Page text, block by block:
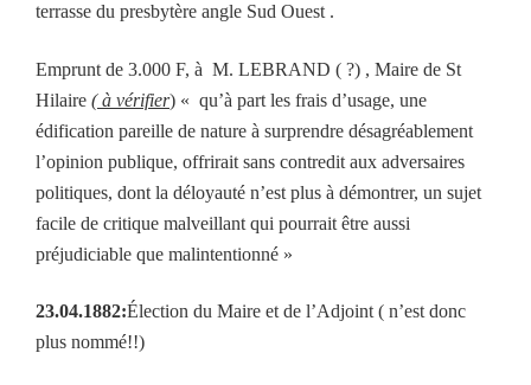
terrasse du presbytère angle Sud Ouest .
Emprunt de 3.000 F, à M. LEBRAND ( ?) , Maire de St
Hilaire ( à vérifier) « qu’à part les frais d’usage, une
édification pareille de nature à surprendre désagréablement
l’opinion publique, offrirait sans contredit aux adversaires
politiques, dont la déloyauté n’est plus à démontrer, un sujet
facile de critique malveillant qui pourrait être aussi
préjudiciable que malintentionné »
23.04.1882:Élection du Maire et de l’Adjoint ( n’est donc
plus nommé!!)